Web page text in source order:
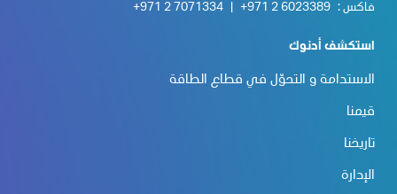
فاكس : +971 2 6023389
+971 2 7071334
استكشف أدنوك
الاستدامة و التحوّل في قطاع الطاقة
قيمنا
تاريخنا
الإدارة